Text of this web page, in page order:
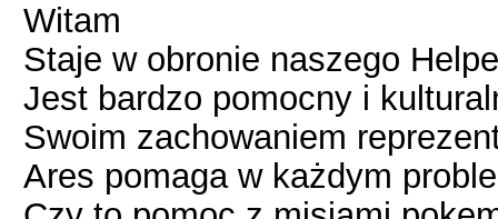
Witam
Staje w obronie naszego
Jest bardzo pomocny i
Swoim zachowaniem
Ares pomaga w każdym